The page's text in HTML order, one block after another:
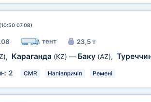
07.08)
тент 23,5 т
, Караганда (KZ) — Баку (AZ),
2 CMR Напівпричіп Ремені